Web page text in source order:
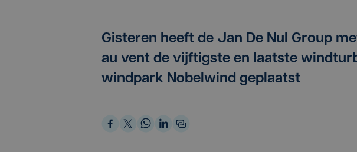
Gisteren heeft de Jan De Nul Group
au vent de vijftigste en laatste
windpark Nobelwind geplaatst